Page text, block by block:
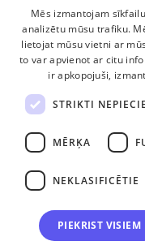
Komanda
Ētikas kodekss
Privātuma politika
Logotipi
Mēs izmantojam
analizētu mūsu trafiku.
lietojat mūsu vietni ar
to var apvienot ar citu
ir apkopojuši,
STRIKTI
MĒRĶA
NEKLASIFICĒTIE
PIEKRIST VISIEM